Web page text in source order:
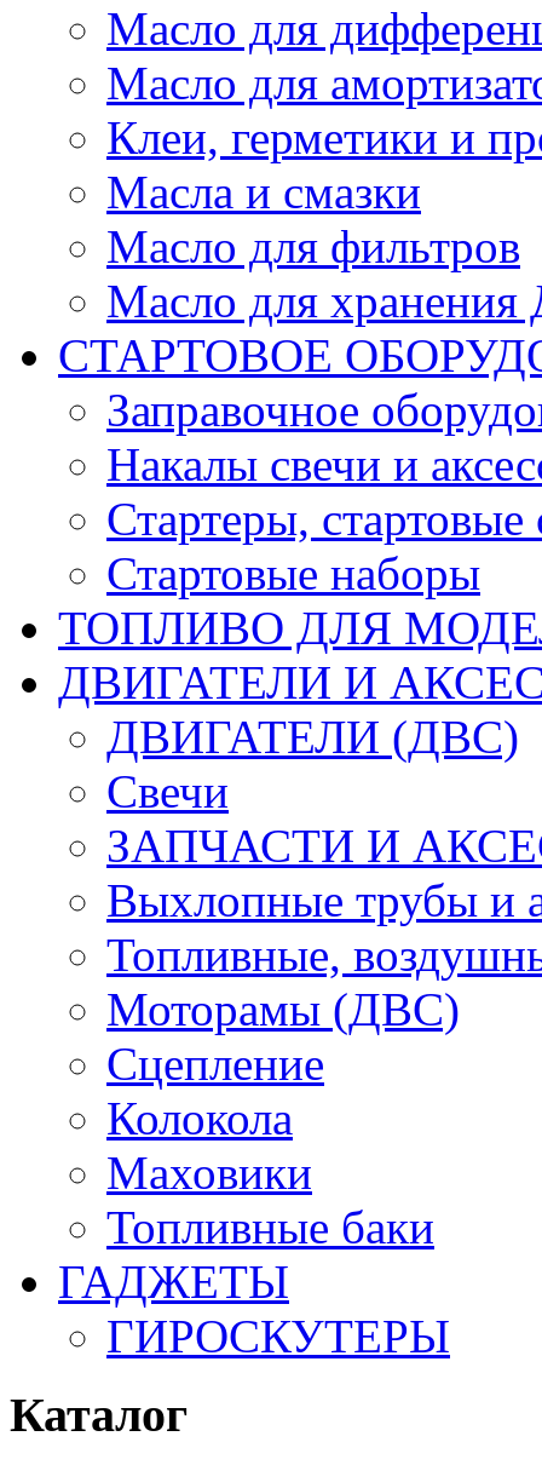
Масло для
Масло для
Клеи, герметики и
Масла и смазки
Масло для фильтров
Масло для
СТАРТОВОЕ
Заправочное
Накалы свечи и
Стартеры, стартовые
Стартовые наборы
ТОПЛИВО ДЛЯ
ДВИГАТЕЛИ И
ДВИГАТЕЛИ (ДВС)
Свечи
ЗАПЧАСТИ И
Выхлопные трубы и
Топливные,
Моторамы (ДВС)
Сцепление
Колокола
Маховики
Топливные баки
ГАДЖЕТЫ
ГИРОСКУТЕРЫ
Каталог